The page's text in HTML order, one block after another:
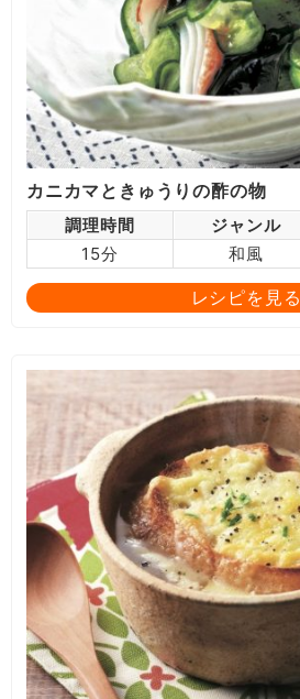
カニカマときゅうりの酢の物
調理時間 ジャンル
15分
和風
レシピを見る